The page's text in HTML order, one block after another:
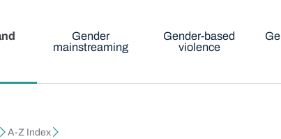
Gender
mainstreaming
Gender-based
violence
A-Z Index